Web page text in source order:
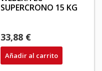
SUPERCRONO 15 KG
33,88 €
Añadir al carrito